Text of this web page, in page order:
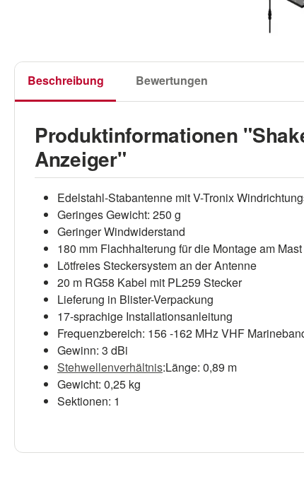
Beschreibung Bewertungen
Produktinformationen
Anzeiger"
Edelstahl-Stabantenne mit V-Tronix
Geringes Gewicht: 250 g
Geringer Windwiderstand
180 mm Flachhalterung für die Montage am Mast
Lötfreies Steckersystem an der Antenne
20 m RG58 Kabel mit PL259 Stecker
Lieferung in Blister-Verpackung
17-sprachige Installationsanleitung
Frequenzbereich: 156 -162 MHz VHF
Gewinn: 3 dBi
Stehwellenverhältnis:Länge: 0,89 m
Gewicht: 0,25 kg
Sektionen: 1